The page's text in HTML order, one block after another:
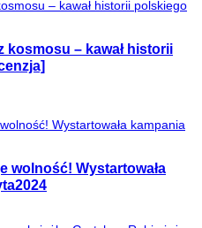
kosmosu – kawał historii
wolność! Wystartowała